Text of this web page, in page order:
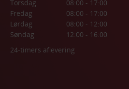
Torsdag
08:00 - 17:00
Fredag
08:00 - 17:00
Lørdag
08:00 - 12:00
Søndag
12:00 - 16:00
24-timers aflevering